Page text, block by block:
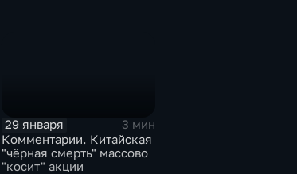
29 января
3 мин
Комментарии. Китайская
"чёрная смерть" массово
"косит" акции